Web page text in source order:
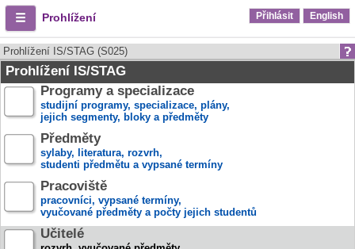
Prohlížení Přihlásit English
Prohlížení IS/STAG (S025)
Prohlížení IS/STAG
Programy a specializace
studijní programy, specializace, plány,
jejich segmenty, bloky a předměty
Předměty
sylaby, literatura, rozvrh,
studenti předmětu a vypsané termíny
Pracoviště
pracovníci, vypsané termíny,
vyučované předměty a počty jejich studentů
Učitelé